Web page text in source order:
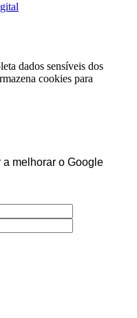
dados sensíveis dos
cookies para
melhorar o Google